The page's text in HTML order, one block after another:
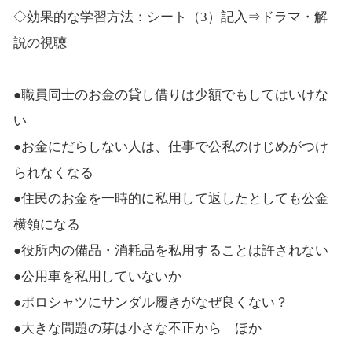
◇効果的な学習方法：シート（3）記入⇒ドラマ・解
説の視聴
●職員同士のお金の貸し借りは少額でもしてはいけな
い
●お金にだらしない人は、仕事で公私のけじめがつけ
られなくなる
●住民のお金を一時的に私用して返したとしても公金
横領になる
●役所内の備品・消耗品を私用することは許されない
●公用車を私用していないか
●ポロシャツにサンダル履きがなぜ良くない？
●大きな問題の芽は小さな不正から ほか